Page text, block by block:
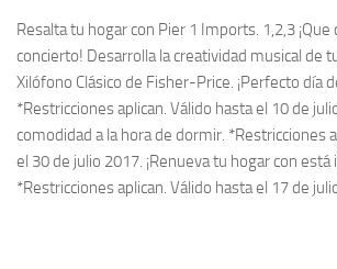
Resalta tu hogar con Pier 1 Imports. 1,2,3 ¡Que
concierto! Desarrolla la creatividad musical de
Xilófono Clásico de Fisher-Price. ¡Perfecto día
*Restricciones aplican. Válido hasta el 10 de
comodidad a la hora de dormir. *Restricciones
el 30 de julio 2017. ¡Renueva tu hogar con está
*Restricciones aplican. Válido hasta el 17 de